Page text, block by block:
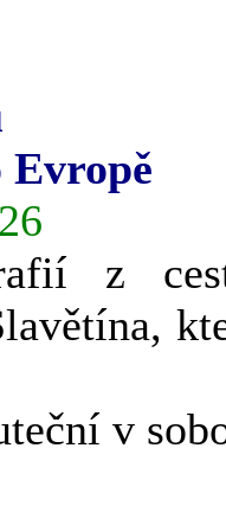
Evropě
z
v